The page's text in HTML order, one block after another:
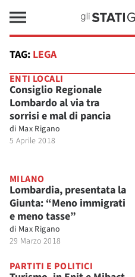
TAG: LEGA
ENTI LOCALI
Consiglio Regionale
Lombardo al via tra
sorrisi e mal di pancia
di Max Rigano
5 Aprile 2018
MILANO
Lombardia, presentata la
Giunta: “Meno immigrati
e meno tasse”
di Max Rigano
29 Marzo 2018
PARTITI E POLITICI